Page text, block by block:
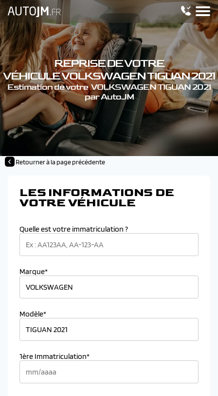
REPRISE DE VOTRE
VÉHICULE VOLKSWAGEN TIGUAN 2021
Estimation de votre VOLKSWAGEN TIGUAN 2021
par AutoJM
Retourner à la page précédente
LES INFORMATIONS DE
VOTRE VÉHICULE
Quelle est votre immatriculation ?
Marque*
Modèle*
1ère Immatriculation*